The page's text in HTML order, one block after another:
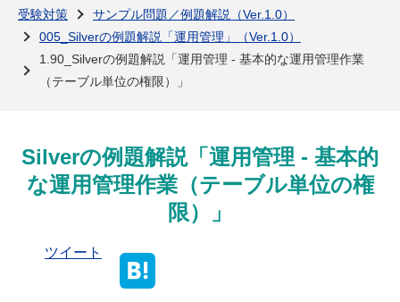
受験対策
サンプル問題／例題解説（Ver.1.0）
005_Silverの例題解説「運用管理」（Ver.1.0）
1.90_Silverの例題解説「運用管理 - 基本的な運用管理作業
（テーブル単位の権限）」
Silverの例題解説「運用管理 - 基本的
な運用管理作業（テーブル単位の権
限）」
ツイート